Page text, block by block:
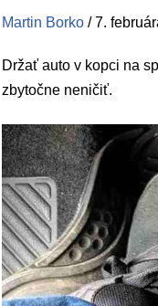
Martin Borko /7.
Držať auto v kopci na
zbytočne neničiť.